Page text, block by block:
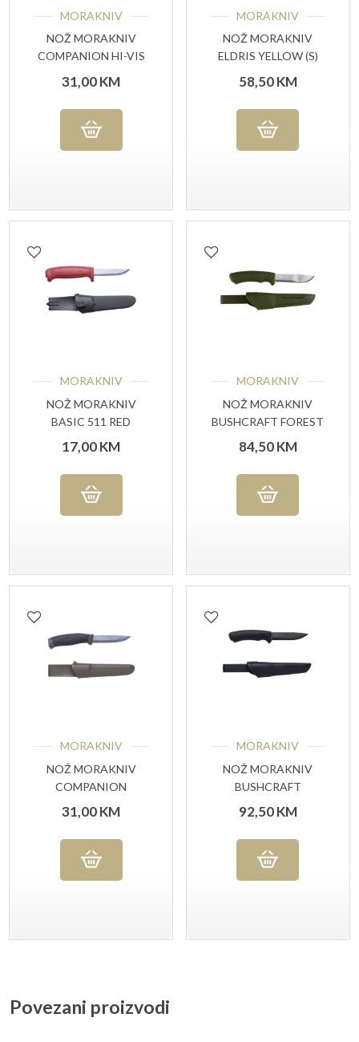
MORAKNIV
NOŽ MORAKNIV
COMPANION HI-VIS
ORANGE
31,00KM
MORAKNIV
NOŽ MORAKNIV
ELDRIS YELLOW (S)
58,50KM
MORAKNIV
NOŽ MORAKNIV
BASIC 511 RED
17,00KM
MORAKNIV
NOŽ MORAKNIV
BUSHCRAFT FOREST
(S)
84,50KM
MORAKNIV
NOŽ MORAKNIV
COMPANION
MILITARY GREEN
31,00KM
MORAKNIV
NOŽ MORAKNIV
BUSHCRAFT
BLACKBLADE™
92,50KM
Povezani proizvodi